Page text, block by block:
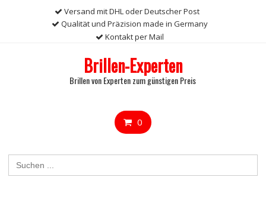
Versand mit DHL oder Deutscher Post
Qualität und Präzision made in Germany
Kontakt per Mail
Brillen-Experten
Brillen von Experten zum günstigen Preis
0
Search
for: